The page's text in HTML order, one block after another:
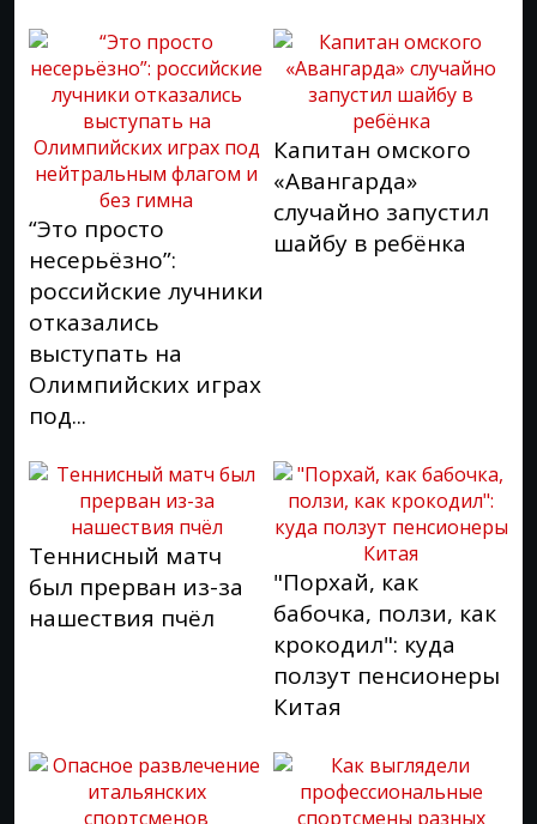
“Это просто
несерьёзно”:
российские лучники
отказались
выступать на
Олимпийских играх
под...
Капитан омского
«Авангарда»
случайно запустил
шайбу в ребёнка
Теннисный матч
был прерван из-за
нашествия пчёл
"Порхай, как
бабочка, ползи, как
крокодил": куда
ползут пенсионеры
Китая